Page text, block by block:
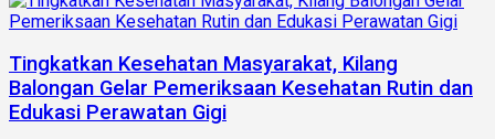
Tingkatkan Kesehatan Masyarakat, Kilang
Balongan Gelar Pemeriksaan Kesehatan Rutin dan
Edukasi Perawatan Gigi